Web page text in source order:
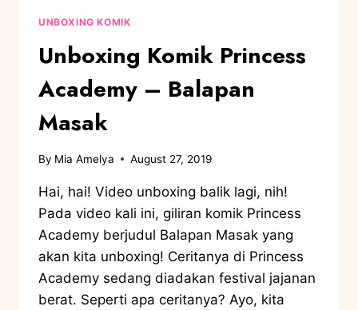
UNBOXING KOMIK
Unboxing Komik Princess
Academy – Balapan
Masak
By Mia Amelya August 27, 2019
Hai, hai! Video unboxing balik lagi, nih!
Pada video kali ini, giliran komik Princess
Academy berjudul Balapan Masak yang
akan kita unboxing! Ceritanya di Princess
Academy sedang diadakan festival jajanan
berat. Seperti apa ceritanya? Ayo, kita